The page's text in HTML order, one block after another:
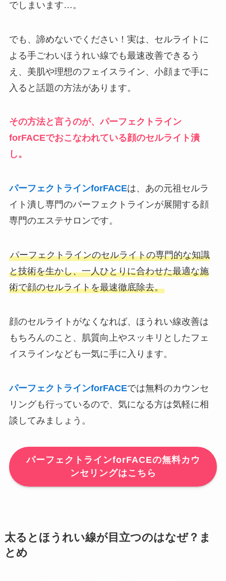
でしまいます…。
でも、諦めないでください！実は、セルライトに
よる手ごわいほうれい線でも最速改善できるう
え、美肌や理想のフェイスライン、小顔まで手に
入ると話題の方法があります。
その方法と言うのが、パーフェクトライン
forFACEでおこなわれている顔のセルライト潰
し。
パーフェクトラインforFACEは、あの元祖セルラ
イト潰し専門のパーフェクトラインが展開する顔
専門のエステサロンです。
パーフェクトラインのセルライトの専門的な知識
と技術を生かし、一人ひとりに合わせた最適な施
術で顔のセルライトを最速徹底除去。
顔のセルライトがなくなれば、ほうれい線改善は
もちろんのこと、肌質向上やスッキリとしたフェ
イスラインなども一気に手に入ります。
パーフェクトラインforFACEでは無料のカウンセ
リングも行っているので、気になる方は気軽に相
談してみましょう。
パーフェクトラインforFACEの無料カウ
ンセリングはこちら
太るとほうれい線が目立つのはなぜ？ま
とめ